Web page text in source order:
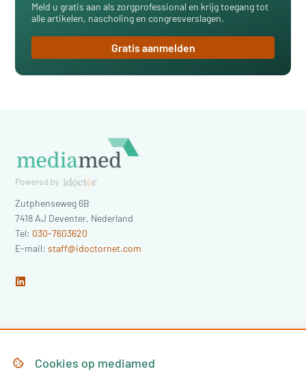
Meld u gratis aan als zorgprofessional en krijg toegang tot
alle artikelen, nascholing en congresverslagen.
Gratis aanmelden
Zutphenseweg 6B
7418 AJ Deventer, Nederland
Tel: 030-7603620
E-mail:staff@idoctornet.com
HomeCookies op mediamed